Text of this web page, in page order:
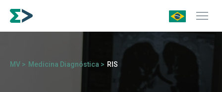
MV > Medicina Diagnóstica > RIS